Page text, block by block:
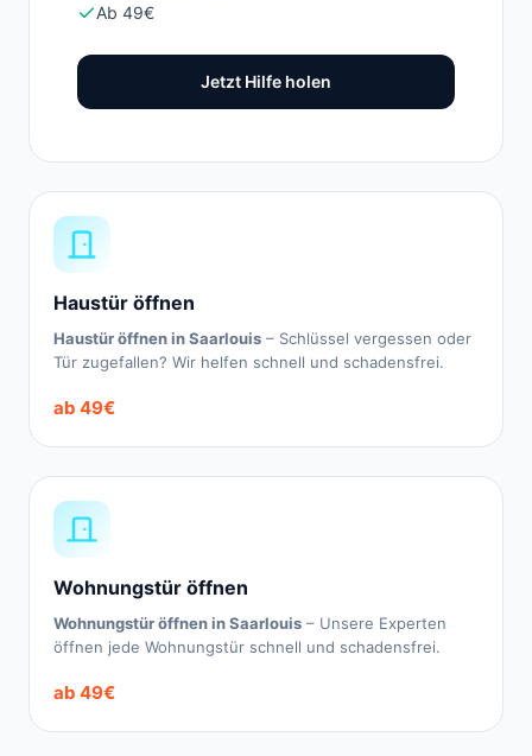
Ab 49€
Jetzt Hilfe holen
Haustür öffnen
Haustür öffnen in Saarlouis – Schlüssel vergessen oder
Tür zugefallen? Wir helfen schnell und schadensfrei.
ab 49€
Wohnungstür öffnen
Wohnungstür öffnen in Saarlouis – Unsere Experten
öffnen jede Wohnungstür schnell und schadensfrei.
ab 49€